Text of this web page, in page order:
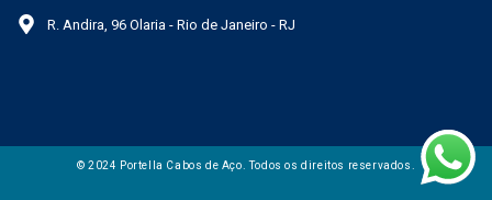
R. Andira, 96 Olaria - Rio de Janeiro - RJ
© 2024 Portella Cabos de Aço. Todos os direitos reservados.